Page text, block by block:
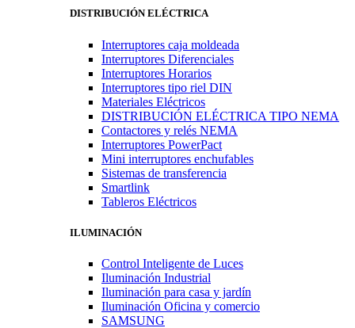
DISTRIBUCIÓN ELÉCTRICA
Interruptores caja moldeada
Interruptores Diferenciales
Interruptores Horarios
Interruptores tipo riel DIN
Materiales Eléctricos
DISTRIBUCIÓN ELÉCTRICA TIPO NEMA
Contactores y relés NEMA
Interruptores PowerPact
Mini interruptores enchufables
Sistemas de transferencia
Smartlink
Tableros Eléctricos
ILUMINACIÓN
Control Inteligente de Luces
Iluminación Industrial
Iluminación para casa y jardín
Iluminación Oficina y comercio
SAMSUNG